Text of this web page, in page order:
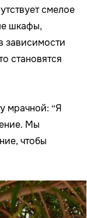
смелое
шкафы,
зависимости
становятся
мрачной: “Я
Мы
чтобы